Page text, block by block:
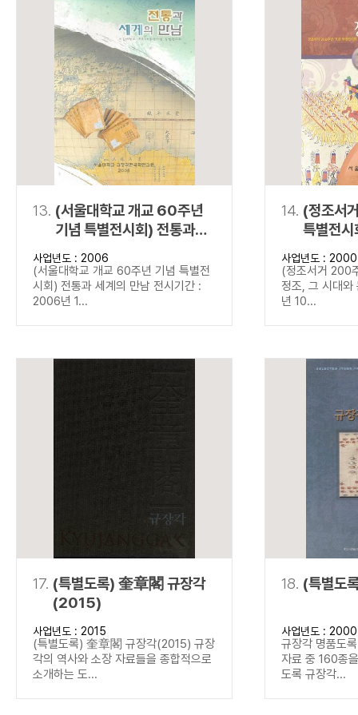
13. (서울대학교 개교 60주년
기념 특별전시회) 전통과
세계의 만남
사업년도 : 2006
(서울대학교 개교 60주년 기념 특별전
시회) 전통과 세계의 만남 전시기간 :
2006년 1...
14. (정조서
특별전
문화
사업년도 : 2000
(정조서거 200
정조, 그 시대
년 10...
17. (특별도록) 奎章閣 규장각
(2015)
사업년도 : 2015
(특별도록) 奎章閣 규장각(2015) 규장
각의 역사와 소장 자료들을 종합적으로
소개하는 도...
18. (특별도
사업년도 : 2000
규장각 명품도
자료 중 160종
도록 규장각...